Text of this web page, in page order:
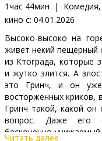
1час 44мин |
кино с: 04.01.2026
Высоко-высоко на
живет некий пещерный
из Ктограда, которые
и жутко злится. А
это Гринч, и он уже
восторженных криков,
Гринч такой, какой он
вопрос. Даже его
бесконечно
Читать далее